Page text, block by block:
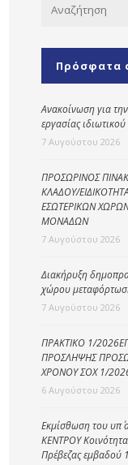
Κοινωνικό
Kοινωνικό
φαρμακείο
Πρόγραμμα
“Βοήθεια
Φροντίδας
(Κ.Η.Φ.Η.)
Πρόσφατα
Ανακοίνωση για
εργασίας
7 Αυγούστου 2026
ΠΡΟΣΩΡΙΝΟΣ
ΚΛΑΔΟΥ/
ΕΣΩΤΕΡΙΚΩΝ
ΜΟΝΑΔΩΝ
7 Αυγούστου 2026
Διακήρυξη
χώρου
7 Αυγούστου 2026
ΠΡΑΚΤΙΚΟ 1/
ΠΡΟΣΛΗΨΗΣ
ΧΡΟΝΟΥ ΣΟΧ 1/
6 Αυγούστου 2026
Εκμίσθωση του
ΚΕΝΤΡΟΥ
Πρέβεζας εμβαδού